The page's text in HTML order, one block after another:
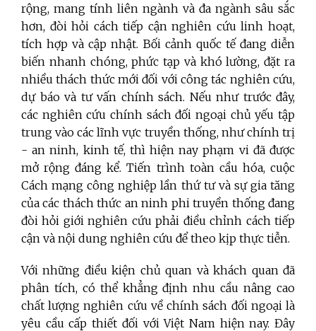
rộng, mang tính liên ngành và đa ngành sâu sắc
hơn, đòi hỏi cách tiếp cận nghiên cứu linh hoạt,
tích hợp và cập nhật. Bối cảnh quốc tế đang diễn
biến nhanh chóng, phức tạp và khó lường, đặt ra
nhiều thách thức mới đối với công tác nghiên cứu,
dự báo và tư vấn chính sách. Nếu như trước đây,
các nghiên cứu chính sách đối ngoại chủ yếu tập
trung vào các lĩnh vực truyền thống, như chính trị
- an ninh, kinh tế, thì hiện nay phạm vi đã được
mở rộng đáng kể. Tiến trình toàn cầu hóa, cuộc
Cách mạng công nghiệp lần thứ tư và sự gia tăng
của các thách thức an ninh phi truyền thống đang
đòi hỏi giới nghiên cứu phải điều chỉnh cách tiếp
cận và nội dung nghiên cứu để theo kịp thực tiễn.
Với những điều kiện chủ quan và khách quan đã
phân tích, có thể khẳng định nhu cầu nâng cao
chất lượng nghiên cứu về chính sách đối ngoại là
yêu cầu cấp thiết đối với Việt Nam hiện nay. Đây